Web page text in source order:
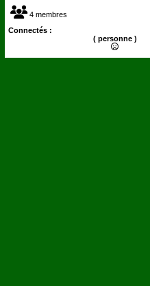
4 membres
Connectés :
( personne )